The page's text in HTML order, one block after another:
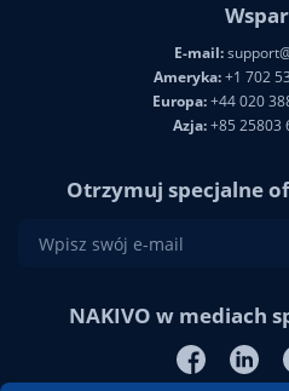
E-mail:
Ameryka:+1 702
Europa:+44 020
Azja:+85 25803
Otrzymuj specjalne
NAKIVO w mediach